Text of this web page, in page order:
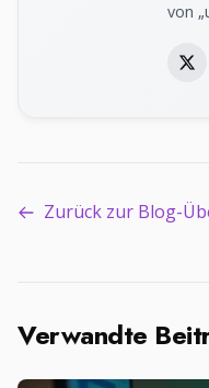
von
Zurück zur Blog-
Verwandte